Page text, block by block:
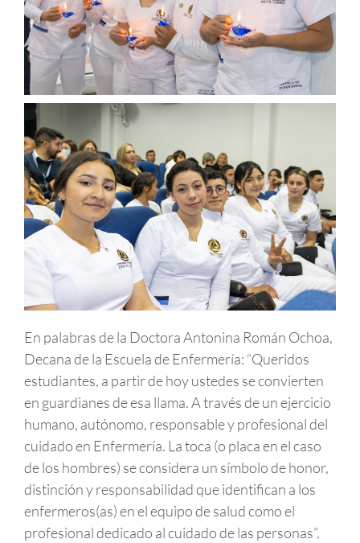
En palabras de la Doctora Antonina Román Ochoa,
Decana de la Escuela de Enfermería: “Queridos
estudiantes, a partir de hoy ustedes se convierten
en guardianes de esa llama. A través de un ejercicio
humano, autónomo, responsable y profesional del
cuidado en Enfermería. La toca (o placa en el caso
de los hombres) se considera un símbolo de honor,
distinción y responsabilidad que identifican a los
enfermeros(as) en el equipo de salud como el
profesional dedicado al cuidado de las personas”.